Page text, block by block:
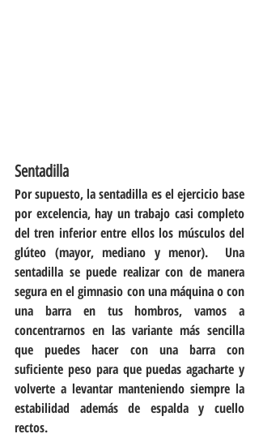
Sentadilla
Por supuesto, la sentadilla es el ejercicio base
por excelencia, hay un trabajo casi completo
del tren inferior entre ellos los músculos del
glúteo (mayor, mediano y menor).  Una
sentadilla se puede realizar con de manera
segura en el gimnasio con una máquina o con
una barra en tus hombros, vamos a
concentrarnos en las variante más sencilla
que puedes hacer con una barra con
suficiente peso para que puedas agacharte y
volverte a levantar manteniendo siempre la
estabilidad además de espalda y cuello
rectos.